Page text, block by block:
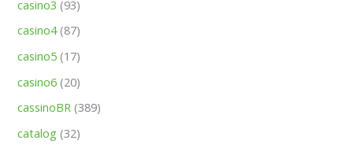
casino3 (93)
casino4(87)
casino5 (17)
casino6 (20)
cassinoBR (389)
catalog (32)